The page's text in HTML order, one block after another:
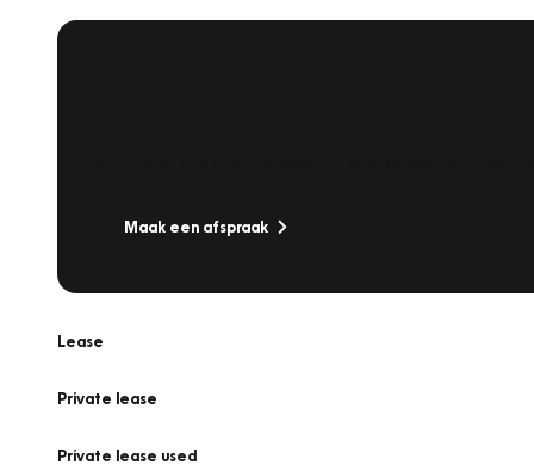
Maak een afspraak
Lease
Private lease
Private lease used